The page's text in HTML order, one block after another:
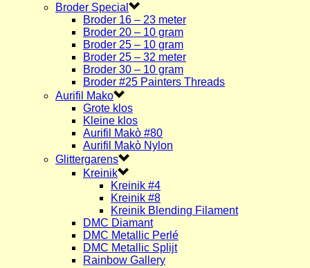
Broder Special
Broder 16 – 23 meter
Broder 20 – 10 gram
Broder 25 – 10 gram
Broder 25 – 32 meter
Broder 30 – 10 gram
Broder #25 Painters Threads
Aurifil Mako
Grote klos
Kleine klos
Aurifil Makò #80
Aurifil Makò Nylon
Glittergarens
Kreinik
Kreinik #4
Kreinik #8
Kreinik Blending Filament
DMC Diamant
DMC Metallic Perlé
DMC Metallic Splijt
Rainbow Gallery